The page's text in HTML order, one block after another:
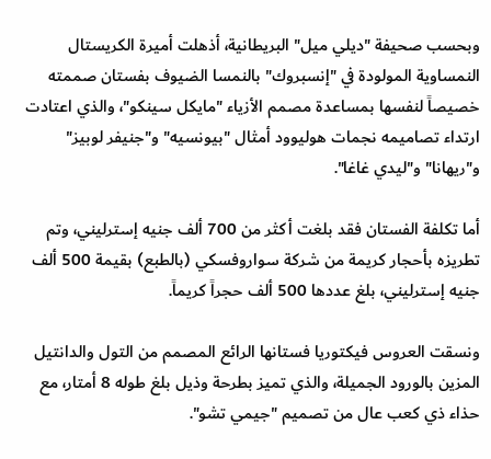
وبحسب صحيفة "ديلي ميل" البريطانية، أذهلت أميرة الكريستال
النمساوية المولودة في "إنسبروك" بالنمسا الضيوف بفستان صممته
خصيصاً لنفسها بمساعدة مصمم الأزياء "مايكل سينكو"، والذي اعتادت
ارتداء تصاميمه نجمات هوليوود أمثال "بيونسيه" و"جنيفر لوبيز"
و"ريهانا" و"ليدي غاغا".
أما تكلفة الفستان فقد بلغت أكثر من 700 ألف جنيه إسترليني، وتم
تطريزه بأحجار كريمة من شركة سواروفسكي (بالطبع) بقيمة 500 ألف
جنيه إسترليني، بلغ عددها 500 ألف حجراً كريماً.
ونسقت العروس فيكتوريا فستانها الرائع المصمم من التول والدانتيل
المزين بالورود الجميلة، والذي تميز بطرحة وذيل بلغ طوله 8 أمتار، مع
حذاء ذي كعب عال من تصميم "جيمي تشو".